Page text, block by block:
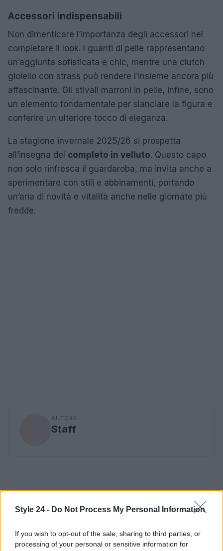
Style 24 - Do Not Process My Personal Information
If you wish to opt-out of the sale, sharing to third parties, or
processing of your personal or sensitive information for
Accessori indispensabili
Non dimenticare l’importanza degli accessori nel
completare il look. I guanti di pelle rappresentano
un’aggiunta sofisticata e chic, mentre una clutch
gioiello con strass può rendere l’insieme ancora più
affascinante. Gli stivali marroni in pelle, infine, sono
un elemento fondamentale per slanciare la figura e
conferire un ulteriore tocco di eleganza.
La stagione invernale 2025/26 si prospetta
all’insegna del completo in velluto. Questo capo
non solo rinfresca il guardaroba, ma invita anche a
sperimentare con stili e abbinamenti, portando
un’aria di novità e vitalità anche nelle giornate più
fredde.
AUTORE
Staff